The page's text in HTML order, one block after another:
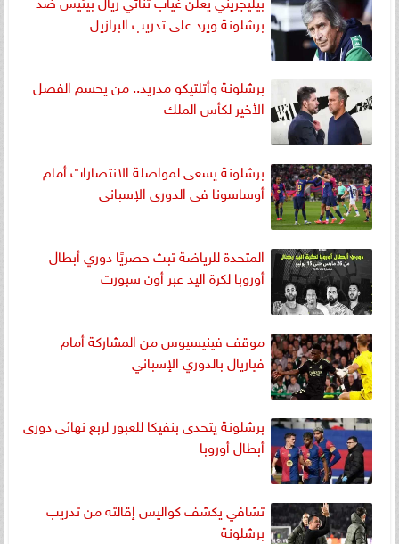
برشلونة ويرد على تدريب البرازيل
برشلونة وأتلتيكو مدريد.. من يحسم الفصل
الأخير لكأس الملك
برشلونة يسعى لمواصلة الانتصارات أمام
أوساسونا فى الدورى الإسبانى
المتحدة للرياضة تبث حصريًا دوري أبطال
أوروبا لكرة اليد عبر أون سبورت
موقف فينيسيوس من المشاركة أمام
فياريال بالدوري الإسباني
برشلونة يتحدى بنفيكا للعبور لربع نهائى دورى
أبطال أوروبا
تشافي يكشف كواليس إقالته من تدريب
برشلونة